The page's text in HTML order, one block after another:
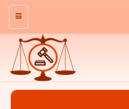
منو